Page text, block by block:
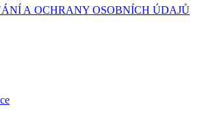
A OCHRANY OSOBNÍCH ÚDAJŮ